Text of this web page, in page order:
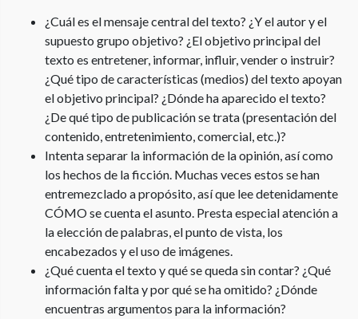
¿Cuál es el mensaje central del texto? ¿Y el autor y el
supuesto grupo objetivo? ¿El objetivo principal del
texto es entretener, informar, influir, vender o instruir?
¿Qué tipo de características (medios) del texto apoyan
el objetivo principal? ¿Dónde ha aparecido el texto?
¿De qué tipo de publicación se trata (presentación del
contenido, entretenimiento, comercial, etc.)?
Intenta separar la información de la opinión, así como
los hechos de la ficción. Muchas veces estos se han
entremezclado a propósito, así que lee detenidamente
CÓMO se cuenta el asunto. Presta especial atención a
la elección de palabras, el punto de vista, los
encabezados y el uso de imágenes.
¿Qué cuenta el texto y qué se queda sin contar? ¿Qué
información falta y por qué se ha omitido? ¿Dónde
encuentras argumentos para la información?